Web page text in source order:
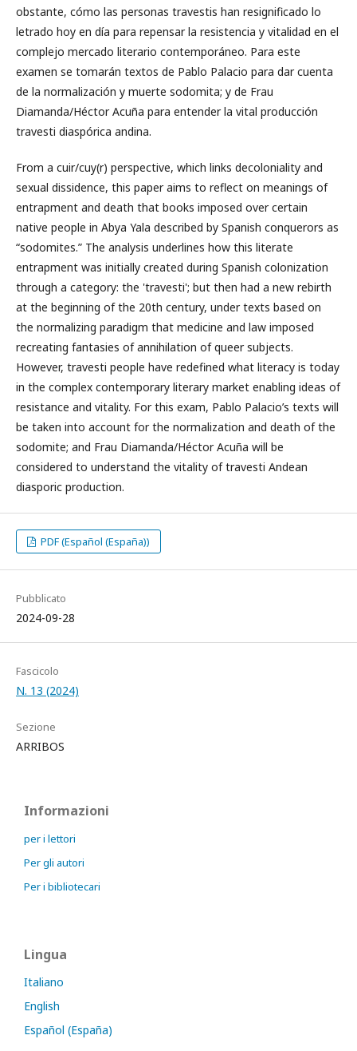
obstante, cómo las personas travestis han resignificado lo
letrado hoy en día para repensar la resistencia y vitalidad en el
complejo mercado literario contemporáneo. Para este
examen se tomarán textos de Pablo Palacio para dar cuenta
de la normalización y muerte sodomita; y de Frau
Diamanda/Héctor Acuña para entender la vital producción
travesti diaspórica andina.
From a cuir/cuy(r) perspective, which links decoloniality and
sexual dissidence, this paper aims to reflect on meanings of
entrapment and death that books imposed over certain
native people in Abya Yala described by Spanish conquerors as
“sodomites.” The analysis underlines how this literate
entrapment was initially created during Spanish colonization
through a category: the 'travesti'; but then had a new rebirth
at the beginning of the 20th century, under texts based on
the normalizing paradigm that medicine and law imposed
recreating fantasies of annihilation of queer subjects.
However, travesti people have redefined what literacy is today
in the complex contemporary literary market enabling ideas of
resistance and vitality. For this exam, Pablo Palacio’s texts will
be taken into account for the normalization and death of the
sodomite; and Frau Diamanda/Héctor Acuña will be
considered to understand the vitality of travesti Andean
diasporic production.
PDF (Español (España))
Pubblicato
2024-09-28
Fascicolo
N. 13 (2024)
Sezione
ARRIBOS
Informazioni
per i lettori
Per gli autori
Per i bibliotecari
Lingua
Italiano
English
Español (España)